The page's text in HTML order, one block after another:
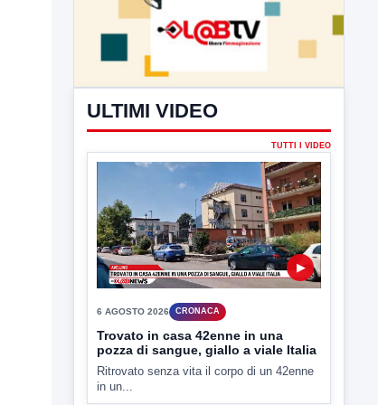
ULTIMI VIDEO
TUTTI I VIDEO
▶
6 AGOSTO 2026 CRONACA
Trovato in casa 42enne in una
pozza di sangue, giallo a viale Italia
Ritrovato senza vita il corpo di un 42enne
in un...